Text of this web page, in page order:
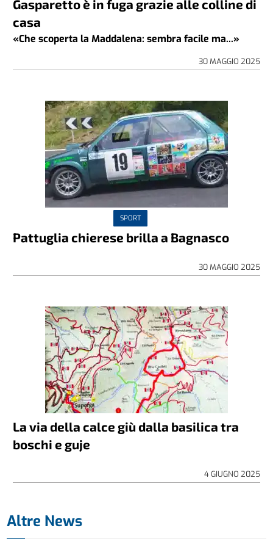
Gasparetto è in fuga grazie alle colline di
casa
«Che scoperta la Maddalena: sembra facile ma...»
30 MAGGIO 2025
SPORT
Pattuglia chierese brilla a Bagnasco
30 MAGGIO 2025
La via della calce giù dalla basilica tra
boschi e guje
4 GIUGNO 2025
Altre News